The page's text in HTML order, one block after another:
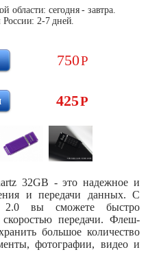
области: сегодня - завтра.
России: 2-7 дней.
750Р
425Р
32GB - это надежное и
и передачи данных. С
2.0 вы сможете быстро
передачи. Флеш-
большое количество
фотографии, видео и